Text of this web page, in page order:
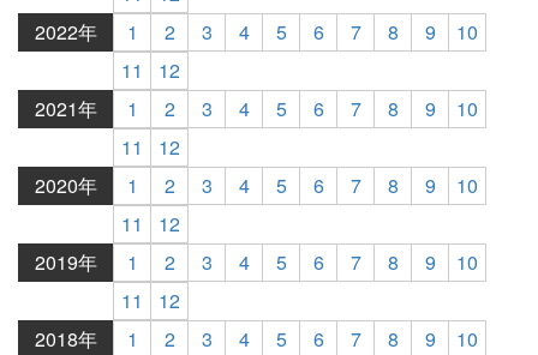
2022年
1 2 3 4 5 6 7 8 9
10
11
12
2021年
1 2 3 4 5 6 7 8 9
10
11
12
2020年
1 2 3 4 5 6 7 8 9
10
11
12
2019年
1 2 3 4 5 6 7 8 9
10
11
12
2018年
1 2 3 4 5 6 7 8 9
10